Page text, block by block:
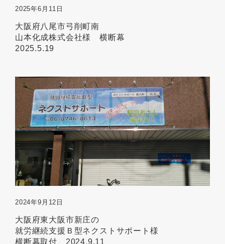
2025年6月11日
大阪府八尾市弓削町南
山本化成株式会社様 横断幕
2025.5.19
2024年9月12日
大阪府東大阪市新庄の
就労継続支援Ｂ型ネクストサポート様
横断幕取付 2024.9.11